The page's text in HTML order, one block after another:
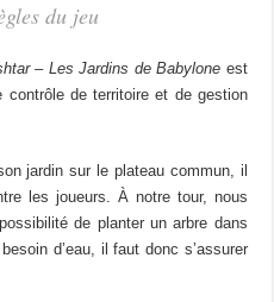
du jeu
– Les Jardins de Babylone est
contrôle de territoire et de gestion
jardin sur le plateau commun, il
les joueurs. À notre tour, nous
de planter un arbre dans
d’eau, il faut donc s’assurer